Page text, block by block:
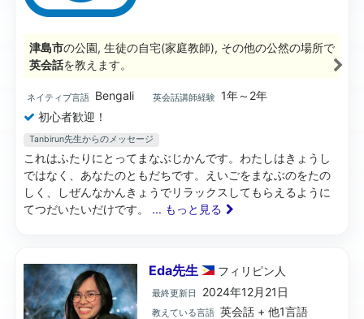
津島市の公園, 生徒の自宅(家庭教師), その他の公然の場所で
英会話を教えます。
ネイティブ言語 Bengali 英会話講師経験 1年～2年
初心者歓迎！
Tanbirun先生からのメッセージ
これはふたりにとってまなぶじかんです。わたしはきょうし
ではなく、あなたのともだちです。えいごをまなぶのをたの
しく、しぜんなかんきょうでリラックスしてもらえるように
てつだいたいだけです。 ... もっと見る
Eda先生 フィリピン 人
最終更新日 2024年12月21日
教えている言語 英会話 + 他1言語